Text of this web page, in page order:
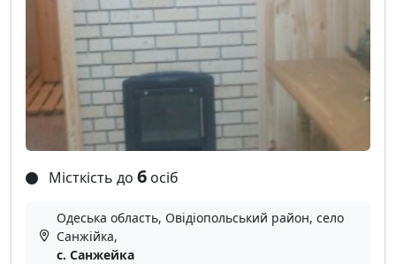
Місткість до 6 осіб
Одеська область, Овідіопольський район, село
Санжійка,
с. Санжейка